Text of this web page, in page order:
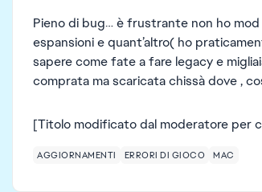
Pieno di bug… è frustrante non ho
espansioni e quant’altro( ho
sapere come fate a fare legacy e
comprata ma scaricata chissà dove ,
[Titolo modificato dal moderatore per
AGGIORNAMENTI ERRORI DI GIOCO MAC